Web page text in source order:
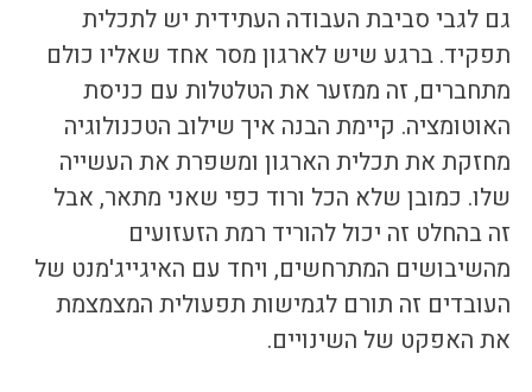
גם לגבי סביבת העבודה העתידית יש לתכלית
תפקיד. ברגע שיש לארגון מסר אחד שאליו כולם
מתחברים, זה ממזער את הטלטלות עם כניסת
האוטומציה. קיימת הבנה איך שילוב הטכנולוגיה
מחזקת את תכלית הארגון ומשפרת את העשייה
שלו. כמובן שלא הכל ורוד כפי שאני מתאר, אבל
זה בהחלט זה יכול להוריד רמת הזעזועים
מהשיבושים המתרחשים, ויחד עם האיגייג'מנט של
העובדים זה תורם לגמישות תפעולית המצמצמת
את האפקט של השינויים.